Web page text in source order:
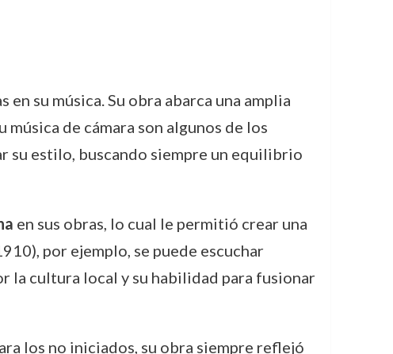
su música. Su obra abarca una amplia
música de cámara son algunos de los
su estilo, buscando siempre un equilibrio
en sus obras, lo cual le permitió crear una
por ejemplo, se puede escuchar
la cultura local y su habilidad para fusionar
los no iniciados, su obra siempre reflejó